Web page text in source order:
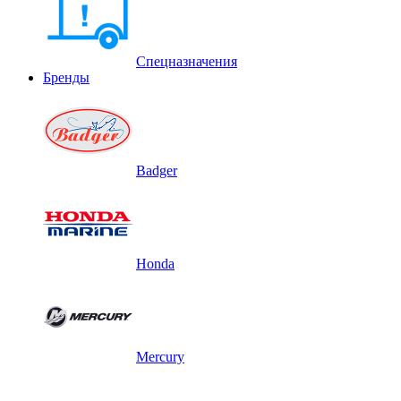
Спецназначения
Бренды
Badger
Honda
Mercury